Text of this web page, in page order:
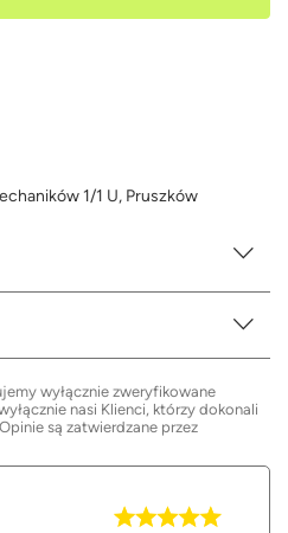
1/1 U, Pruszków
wyłącznie zweryfikowane
nasi Klienci, którzy dokonali
są zatwierdzane przez